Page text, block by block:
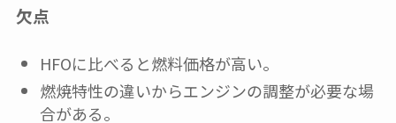
欠点
HFOに比べると燃料価格が高い。
燃焼特性の違いからエンジンの調整が必要な場
合がある。